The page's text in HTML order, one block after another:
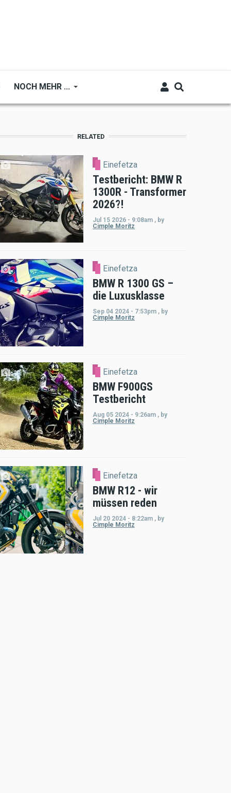
NOCH MEHR ...
RELATED
Einefetza
Testbericht: BMW R
1300R - Transformer
2026?!
Jul 15 2026 - 9:08am , by
Cimple Moritz
Einefetza
BMW R 1300 GS –
die Luxusklasse
Sep 04 2024 - 7:53pm , by
Cimple Moritz
Einefetza
BMW F900GS
Testbericht
Aug 05 2024 - 9:26am , by
Cimple Moritz
Einefetza
BMW R12 - wir
müssen reden
Jul 20 2024 - 8:22am , by
Cimple Moritz